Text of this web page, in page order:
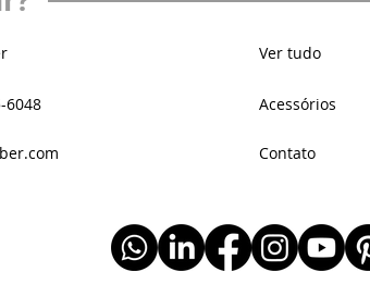
Ver tudo
6048 Acessórios
Contato